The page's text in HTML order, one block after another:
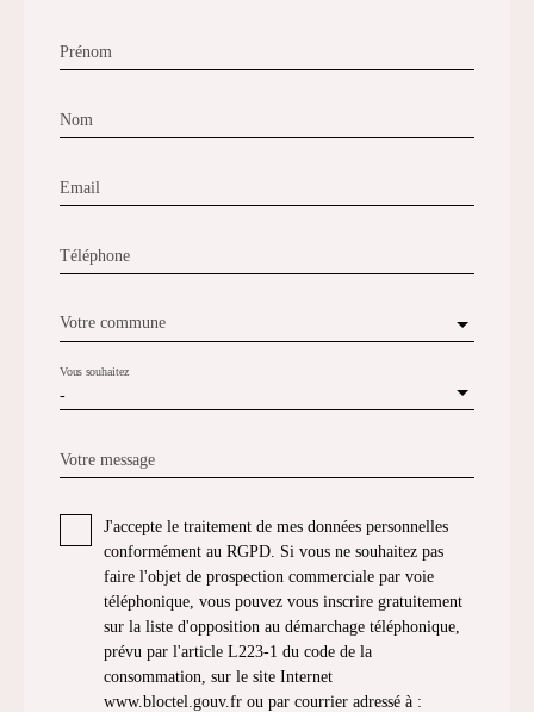
Prénom
Nom
Email
Téléphone
Votre commune
-
Vous souhaitez
Votre message
J'accepte le traitement de mes données personnelles
conformément au RGPD. Si vous ne souhaitez pas
faire l'objet de prospection commerciale par voie
téléphonique, vous pouvez vous inscrire gratuitement
sur la liste d'opposition au démarchage téléphonique,
prévu par l'article L223-1 du code de la
consommation, sur le site Internet
www.bloctel.gouv.fr ou par courrier adressé à :